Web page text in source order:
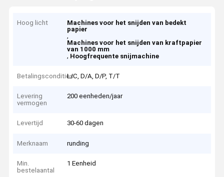
Hoog licht
Machines voor het snijden van bedekt
papier
,
Machines voor het snijden van kraftpapier
van 1000 mm
, Hoogfrequente snijmachine
BetalingsconditiesL/C, D/A, D/P, T/T
Levering
vermogen
200 eenheden/jaar
Levertijd 30-60 dagen
Merknaam runding
Min.
bestelaantal
1 Eenheid